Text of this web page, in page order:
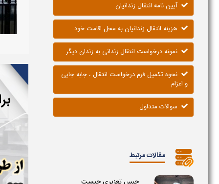
آیین نامه انتقال زندانیان
هزینه انتقال زندانیان به محل اقامت خود
نمونه درخواست انتقال زندانی به زندان دیگر
نحوه تکمیل فرم درخواست انتقال ، جابه جایی
و اعزام
سوالات متداول
مقالات مرتبط